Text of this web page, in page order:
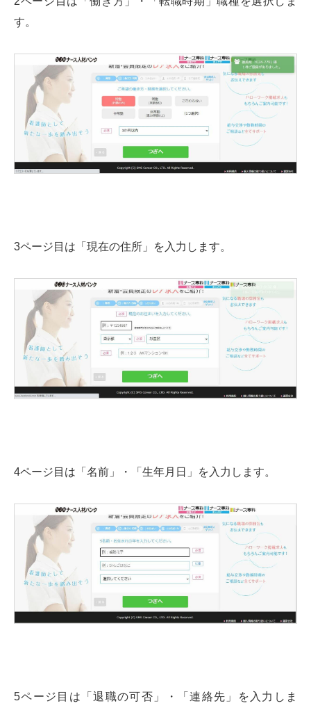
す。
3ページ目は「現在の住所」を入力します。
4ページ目は「名前」・「生年月日」を入力します。
5ページ目は「退職の可否」・「連絡先」を入力しま